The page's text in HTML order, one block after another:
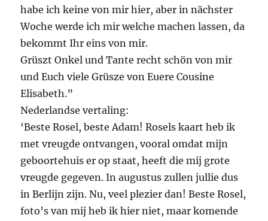
habe ich keine von mir hier, aber in nächster
Woche werde ich mir welche machen lassen, da
bekommt Ihr eins von mir.
Grüszt Onkel und Tante recht schön von mir
und Euch viele Grüsze von Euere Cousine
Elisabeth.”
Nederlandse vertaling:
‘Beste Rosel, beste Adam! Rosels kaart heb ik
met vreugde ontvangen, vooral omdat mijn
geboortehuis er op staat, heeft die mij grote
vreugde gegeven. In augustus zullen jullie dus
in Berlijn zijn. Nu, veel plezier dan! Beste Rosel,
foto’s van mij heb ik hier niet, maar komende